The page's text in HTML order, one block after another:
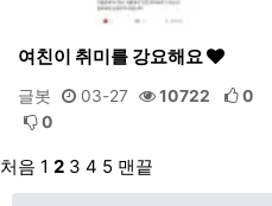
여친이 취미를 강요해요
글봇 03-27 10722
0
0
처음 1 2 3 4 5 맨끝